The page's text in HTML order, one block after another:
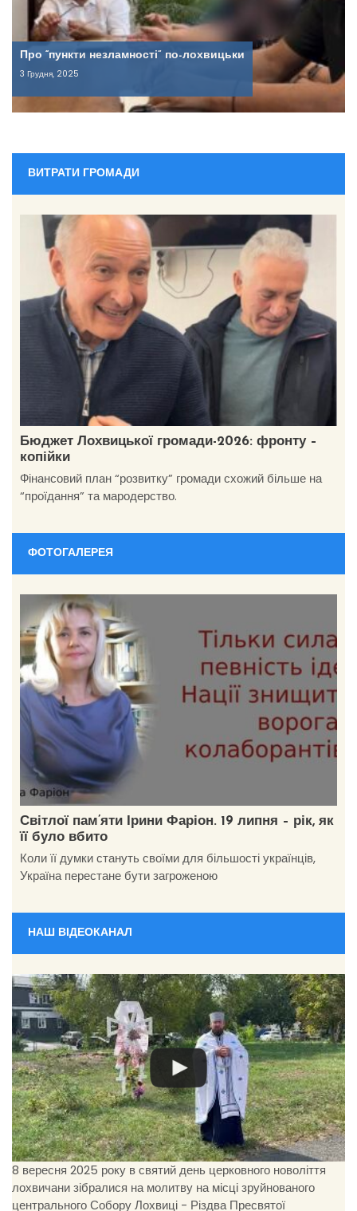
Про “пункти незламності” по-лохвицьки
3 Грудня, 2025
ВИТРАТИ ГРОМАДИ
Бюджет Лохвицької громади-2026: фронту –
копійки
Фінансовий план “розвитку” громади схожий більше на
“проїдання” та мародерство.
ФОТОГАЛЕРЕЯ
Світлої пам’яти Ірини Фаріон. 19 липня – рік, як
її було вбито
Коли її думки стануть своїми для більшості українців,
Україна перестане бути загроженою
НАШ ВІДЕОКАНАЛ
8 вересня 2025 року в святий день церковного новоліття
лохвичани зібралися на молитву на місці зруйнованого
центрального Собору Лохвиці - Різдва Пресвятої